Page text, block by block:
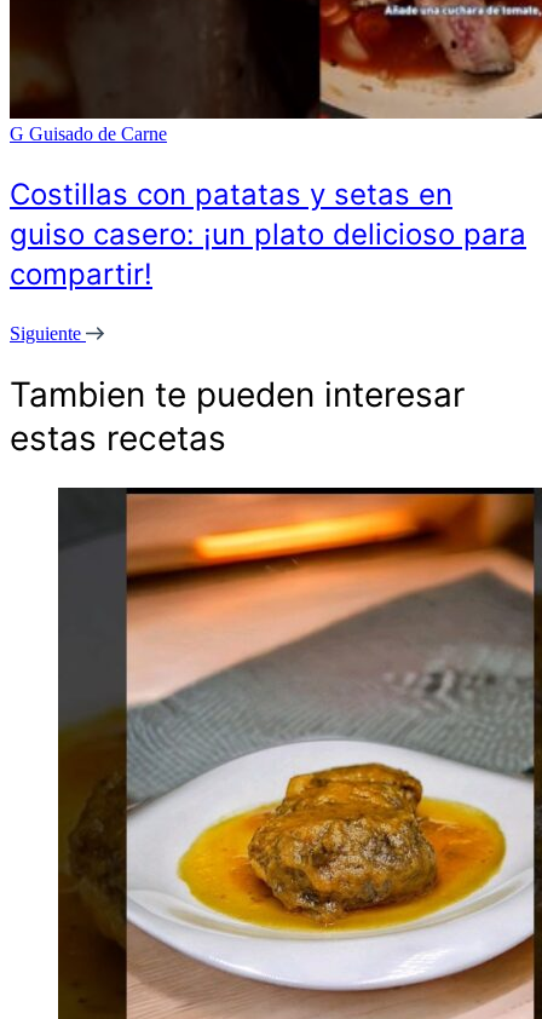
G Guisado de Carne
Costillas con patatas y setas en
guiso casero: ¡un plato delicioso para
compartir!
Siguiente
Tambien te pueden interesar
estas recetas